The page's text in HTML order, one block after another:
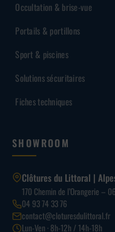
Occultation & brise-vue
Portails & portillons
Sport & piscines
Solutions sécuritaires
Fiches techniques
SHOWROOM
Clôtures du Littoral |
170 Chemin de l’Orangerie –
04 93 74 33 76
contact@cloturesdulittoral.fr
Lun-Ven · 8h-12h / 14h-18h